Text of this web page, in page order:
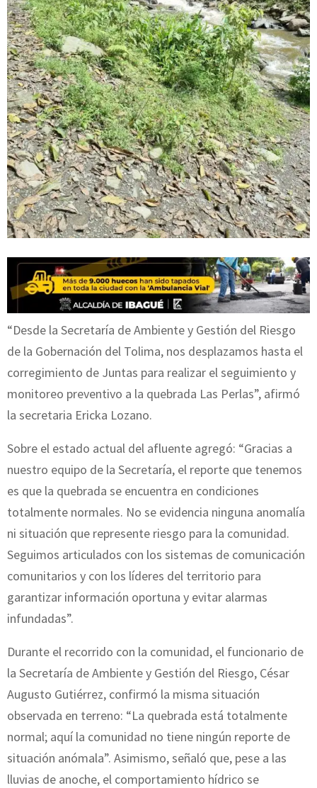
“Desde la Secretaría de Ambiente y Gestión del Riesgo
de la Gobernación del Tolima, nos desplazamos hasta el
corregimiento de Juntas para realizar el seguimiento y
monitoreo preventivo a la quebrada Las Perlas”, afirmó
la secretaria Ericka Lozano.
Sobre el estado actual del afluente agregó: “Gracias a
nuestro equipo de la Secretaría, el reporte que tenemos
es que la quebrada se encuentra en condiciones
totalmente normales. No se evidencia ninguna anomalía
ni situación que represente riesgo para la comunidad.
Seguimos articulados con los sistemas de comunicación
comunitarios y con los líderes del territorio para
garantizar información oportuna y evitar alarmas
infundadas”.
Durante el recorrido con la comunidad, el funcionario de
la Secretaría de Ambiente y Gestión del Riesgo, César
Augusto Gutiérrez, confirmó la misma situación
observada en terreno: “La quebrada está totalmente
normal; aquí la comunidad no tiene ningún reporte de
situación anómala”. Asimismo, señaló que, pese a las
lluvias de anoche, el comportamiento hídrico se